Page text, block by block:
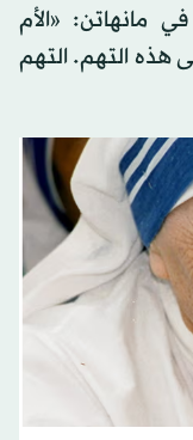
مانهاتن: «الأم
هذه التهم. التهم